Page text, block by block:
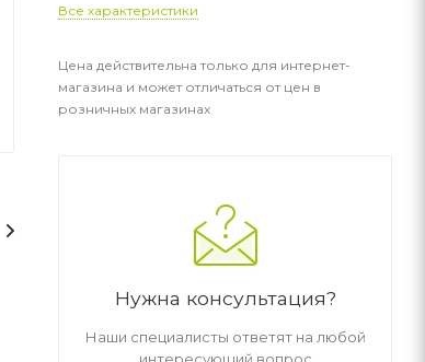
Все характеристики
Цена действительна только для интернет-
магазина и может отличаться от цен в
розничных магазинах
Нужна консультация?
Наши специалисты ответят на любой
интересующий вопрос